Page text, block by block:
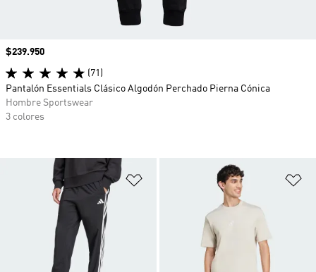
Añadir a la lista de deseos
Precio
$239.950
(71)
Pantalón Essentials Clásico Algodón Perchado Pierna Cónica
Hombre Sportswear
3 colores